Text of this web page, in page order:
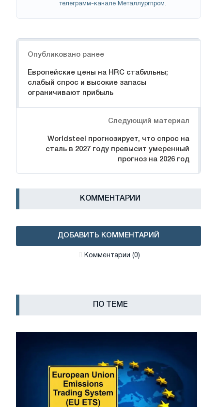
телеграмм-канале Металлургпром.
Опубликовано ранее
Европейские цены на HRC стабильны;
слабый спрос и высокие запасы
ограничивают прибыль
Следующий материал
Worldsteel прогнозирует, что спрос на
сталь в 2027 году превысит умеренный
прогноз на 2026 год
КОММЕНТАРИИ
ДОБАВИТЬ КОММЕНТАРИЙ
Комментарии (0)
ПО ТЕМЕ